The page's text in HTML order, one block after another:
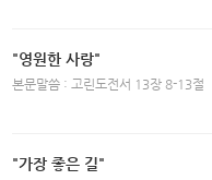
"영원한 사랑"
본문말씀 : 고린도전서 13장 8-13절
"가장 좋은 길"